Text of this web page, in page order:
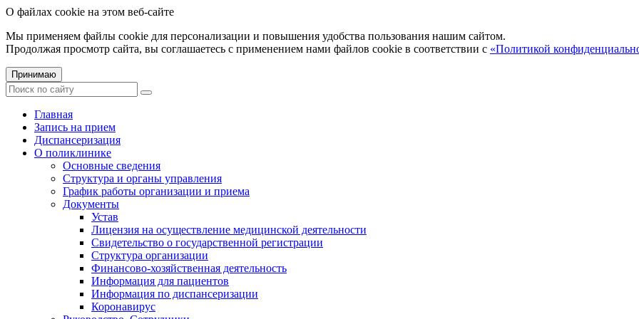
О файлах cookie на этом веб-сайте
Мы применяем файлы cookie для персонализации и повышения удобства пользования нашим сайтом.
Продолжая просмотр сайта, вы соглашаетесь с применением нами файлов cookie в соответствии с «Политикой
Принимаю
Главная
Запись на прием
Диспансеризация
О поликлинике
Основные сведения
Структура и органы управления
График работы организации и приема
Документы
Устав
Лицензия на осуществление медицинской деятельности
Свидетельство о государственной регистрации
Структура организации
Финансово-хозяйственная деятельность
Информация для пациентов
Информация по диспансеризации
Коронавирус